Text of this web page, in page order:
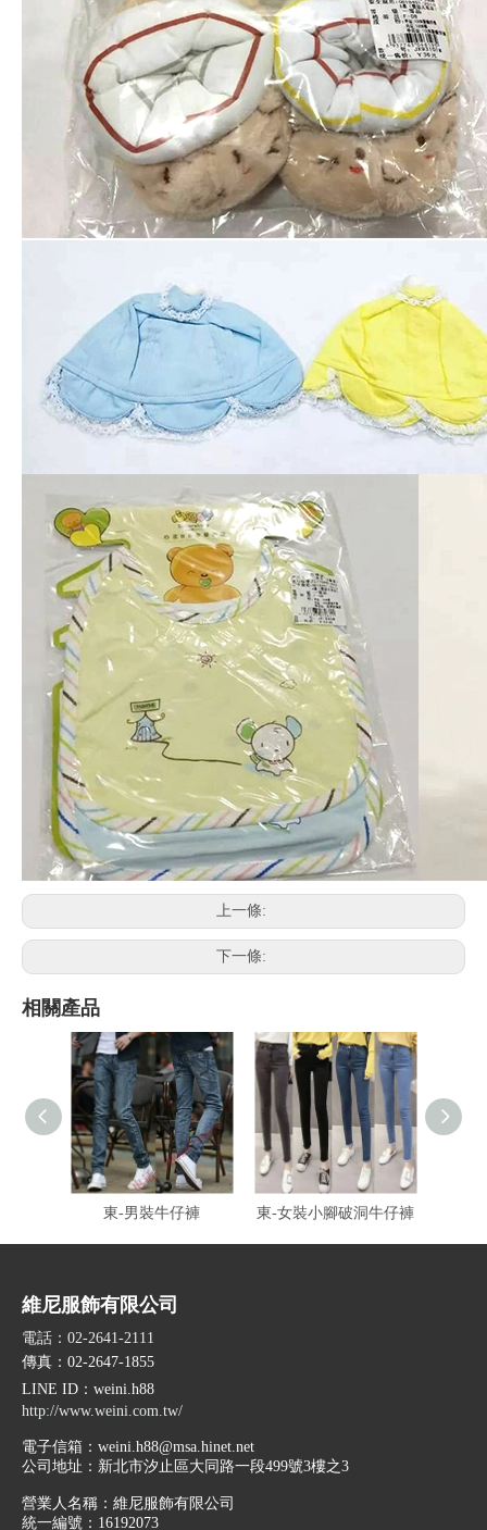
上一條:
下一條:
相關產品
東-男裝牛仔褲 東-女裝小腳破洞牛仔褲
維尼服飾有限公司
電話：02-2641-2111
傳真：02-2647-1855
LINE ID ：weini.h88
http://www.weini.com.tw/
電子信箱： weini.h88@msa.hinet.net
公司地址： 新北市汐止區大同路一段499號3樓之3
營業人名稱：維尼服飾有限公司
統一編號：16192073